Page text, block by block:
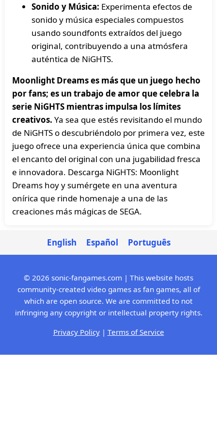
Sonido y Música: Experimenta efectos de
sonido y música especiales compuestos
usando soundfonts extraídos del juego
original, contribuyendo a una atmósfera
auténtica de NiGHTS.
Moonlight Dreams es más que un juego hecho
por fans; es un trabajo de amor que celebra la
serie NiGHTS mientras impulsa los límites
creativos. Ya sea que estés revisitando el mundo
de NiGHTS o descubriéndolo por primera vez, este
juego ofrece una experiencia única que combina
el encanto del original con una jugabilidad fresca
e innovadora. Descarga NiGHTS: Moonlight
Dreams hoy y sumérgete en una aventura
onírica que rinde homenaje a una de las
creaciones más mágicas de SEGA.
English Español Português
© 2026 sonic-fangames.com | This website hosts
community-created video games as fan games, all of
which are open source. We are committed to not
infringing any copyright or intellectual property rights.
Privacy Policy| Terms of Service